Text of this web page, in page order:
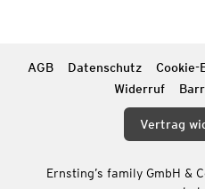
AGB Datenschutz Cookie-
Widerruf
Vertrag
Ernsting’s family GmbH &